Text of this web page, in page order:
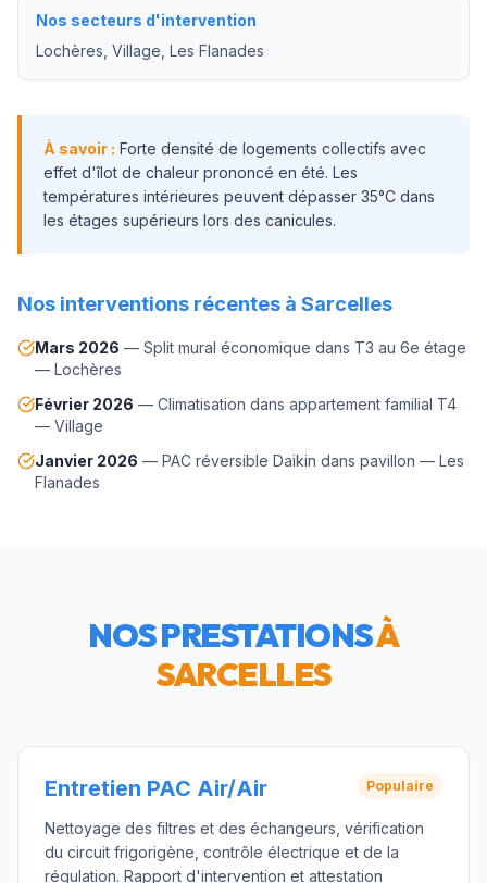
Nos secteurs d'intervention
Lochères, Village, Les Flanades
À savoir : Forte densité de logements collectifs avec
effet d'îlot de chaleur prononcé en été. Les
températures intérieures peuvent dépasser 35°C dans
les étages supérieurs lors des canicules.
Nos interventions récentes à Sarcelles
Mars 2026 — Split mural économique dans T3 au 6e étage
— Lochères
Février 2026 — Climatisation dans appartement familial T4
— Village
Janvier 2026 — PAC réversible Daikin dans pavillon — Les
Flanades
NOS PRESTATIONSÀ
SARCELLES
Entretien PAC Air/Air Populaire
Nettoyage des filtres et des échangeurs, vérification
du circuit frigorigène, contrôle électrique et de la
régulation. Rapport d'intervention et attestation